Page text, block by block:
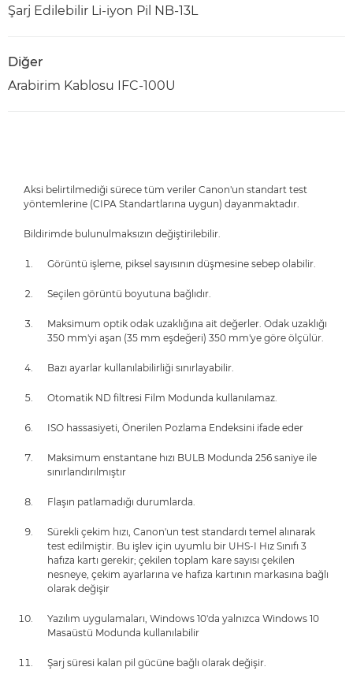
Şarj Edilebilir Li-iyon Pil NB-13L
Diğer
Arabirim Kablosu IFC-100U
Aksi belirtilmediği sürece tüm veriler Canon'un standart test
yöntemlerine (CIPA Standartlarına uygun) dayanmaktadır.
Bildirimde bulunulmaksızın değiştirilebilir.
Görüntü işleme, piksel sayısının düşmesine sebep olabilir.
Seçilen görüntü boyutuna bağlıdır.
Maksimum optik odak uzaklığına ait değerler. Odak uzaklığı
350 mm'yi aşan (35 mm eşdeğeri) 350 mm'ye göre ölçülür.
Bazı ayarlar kullanılabilirliği sınırlayabilir.
Otomatik ND filtresi Film Modunda kullanılamaz.
ISO hassasiyeti, Önerilen Pozlama Endeksini ifade eder
Maksimum enstantane hızı BULB Modunda 256 saniye ile
sınırlandırılmıştır
Flaşın patlamadığı durumlarda.
Sürekli çekim hızı, Canon'un test standardı temel alınarak
test edilmiştir. Bu işlev için uyumlu bir UHS-I Hız Sınıfı 3
hafıza kartı gerekir; çekilen toplam kare sayısı çekilen
nesneye, çekim ayarlarına ve hafıza kartının markasına bağlı
olarak değişir
Yazılım uygulamaları, Windows 10'da yalnızca Windows 10
Masaüstü Modunda kullanılabilir
Şarj süresi kalan pil gücüne bağlı olarak değişir.